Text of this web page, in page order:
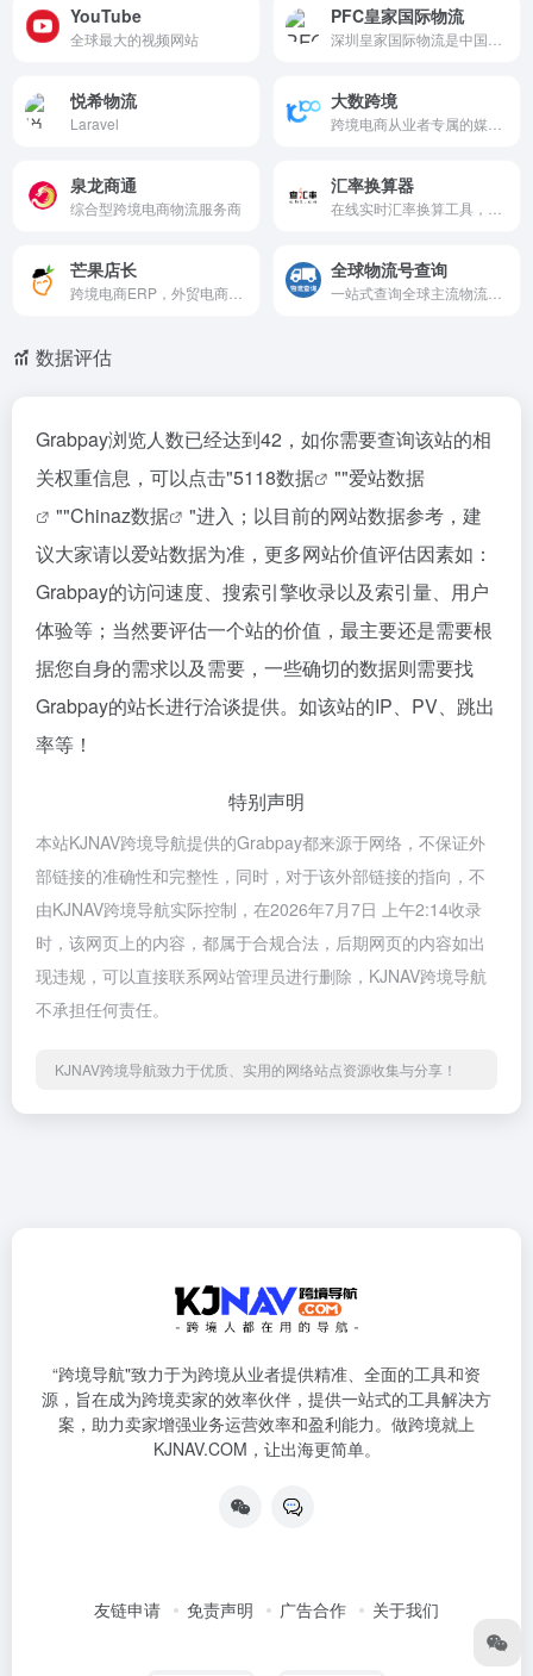
YouTube
全球最大的视频网站
PFC皇家国际物流
悦希物流
Laravel
大数跨境
泉龙商通
综合型跨境电商物流服务商
汇率换算器
芒果店长 全球物流号查询
数据评估
Grabpay浏览人数已经达到42，如你需要查询该站的相
关权重信息，可以点击"5118数据 ""爱站数据
""Chinaz数据
"进入；以目前的网站数据参考，建
议大家请以爱站数据为准，更多网站价值评估因素如：
Grabpay的访问速度、搜索引擎收录以及索引量、用户
体验等；当然要评估一个站的价值，最主要还是需要根
据您自身的需求以及需要，一些确切的数据则需要找
Grabpay的站长进行洽谈提供。如该站的IP、PV、跳出
率等！
特别声明
本站KJNAV跨境导航提供的Grabpay都来源于网络，不保证外
部链接的准确性和完整性，同时，对于该外部链接的指向，不
由KJNAV跨境导航实际控制，在2026年7月7日 上午2:14收录
时，该网页上的内容，都属于合规合法，后期网页的内容如出
现违规，可以直接联系网站管理员进行删除，KJNAV跨境导航
不承担任何责任。
KJNAV跨境导航致力于优质、实用的网络站点资源收集与分享！
“跨境导航"致力于为跨境从业者提供精准、全面的工具和资
源，旨在成为跨境卖家的效率伙伴，提供一站式的工具解决方
案，助力卖家增强业务运营效率和盈利能力。做跨境就上
KJNAV.COM，让出海更简单。
友链申请 免责声明 广告合作 关于我们